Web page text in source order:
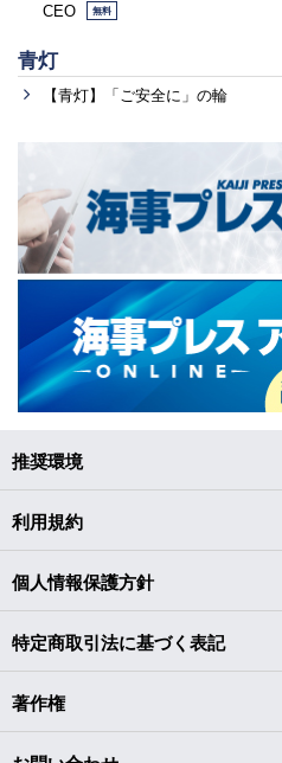
CEO
無料
青灯
【青灯】「ご安全に」の輪
推奨環境
利用規約
個人情報保護方針
特定商取引法に基づく表記
著作権